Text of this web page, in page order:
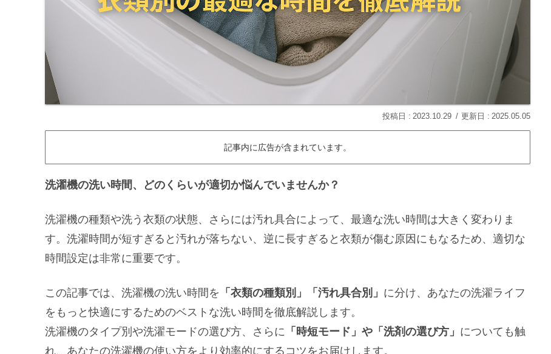
2023.10.29 2025.05.05
記事内に広告が含まれています。
洗濯機の洗い時間、どのくらいが適切か悩んでいませんか？
洗濯機の種類や洗う衣類の状態、さらには汚れ具合によって、最適な洗い時間は大きく変わりま
す。洗濯時間が短すぎると汚れが落ちない、逆に長すぎると衣類が傷む原因にもなるため、適切な
時間設定は非常に重要です。
この記事では、洗濯機の洗い時間を 「衣類の種類別」「汚れ具合別」 に分け、あなたの洗濯ライフ
をもっと快適にするためのベストな洗い時間を徹底解説します。
洗濯機のタイプ別や洗濯モードの選び方、さらに 「時短モード」や「洗剤の選び方」 についても触
れ、あなたの洗濯機の使い方をより効率的にするコツをお届けします。